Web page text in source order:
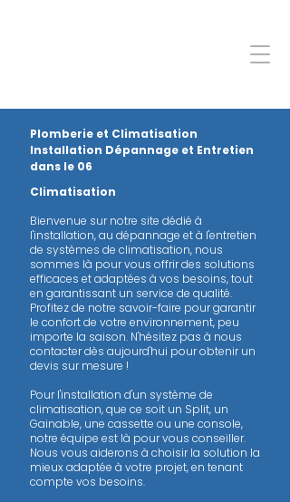
Plomberie et Climatisation
Installation Dépannage et Entretien
dans le 06
Climatisation
Bienvenue sur notre site dédié à
l'installation, au dépannage et à l'entretien
de systèmes de climatisation, nous
sommes là pour vous offrir des solutions
efficaces et adaptées à vos besoins, tout
en garantissant un service de qualité.
Profitez de notre savoir-faire pour garantir
le confort de votre environnement, peu
importe la saison. N'hésitez pas à nous
contacter dès aujourd'hui pour obtenir un
devis sur mesure !
Pour l'installation d'un système de
climatisation, que ce soit un Split, un
Gainable, une cassette ou une console,
notre équipe est là pour vous conseiller.
Nous vous aiderons à choisir la solution la
mieux adaptée à votre projet, en tenant
compte vos besoins.